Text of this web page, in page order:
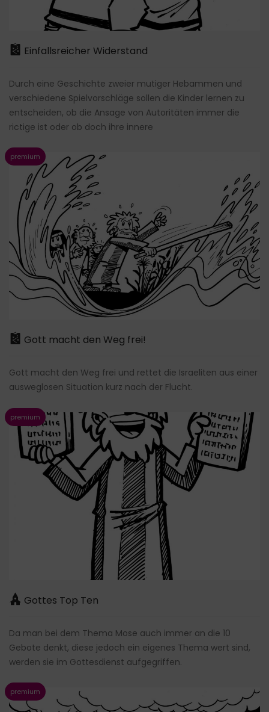
Einfallsreicher Widerstand
Durch eine Geschichte zweier mutiger Hebammen und
verschiedene Spielvorschläge sollen die Kinder lernen zu
entscheiden, ob die Ansage von Autoritäten immer die
rictige ist oder ob doch ihre innere
Gott macht den Weg frei!
Gott macht den Weg frei und rettet die Israeliten aus einer
ausweglosen Situation kurz nach der Flucht.
Gottes Top Ten
Da man bei dem Thema Mose auch immer an die 10
Gebote denkt, diese jedoch ein eigenes Thema wert sind,
werden sie im Gottesdienst aufgegriffen.